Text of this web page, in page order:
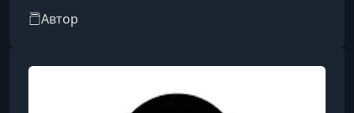
1947 года. Стал первым радиооператором КВ и
УКВ диапазонов в городе Балаклея
самодельной аппаратуре успешно провел в
Украины по радиосвязи и судья первой
Автор